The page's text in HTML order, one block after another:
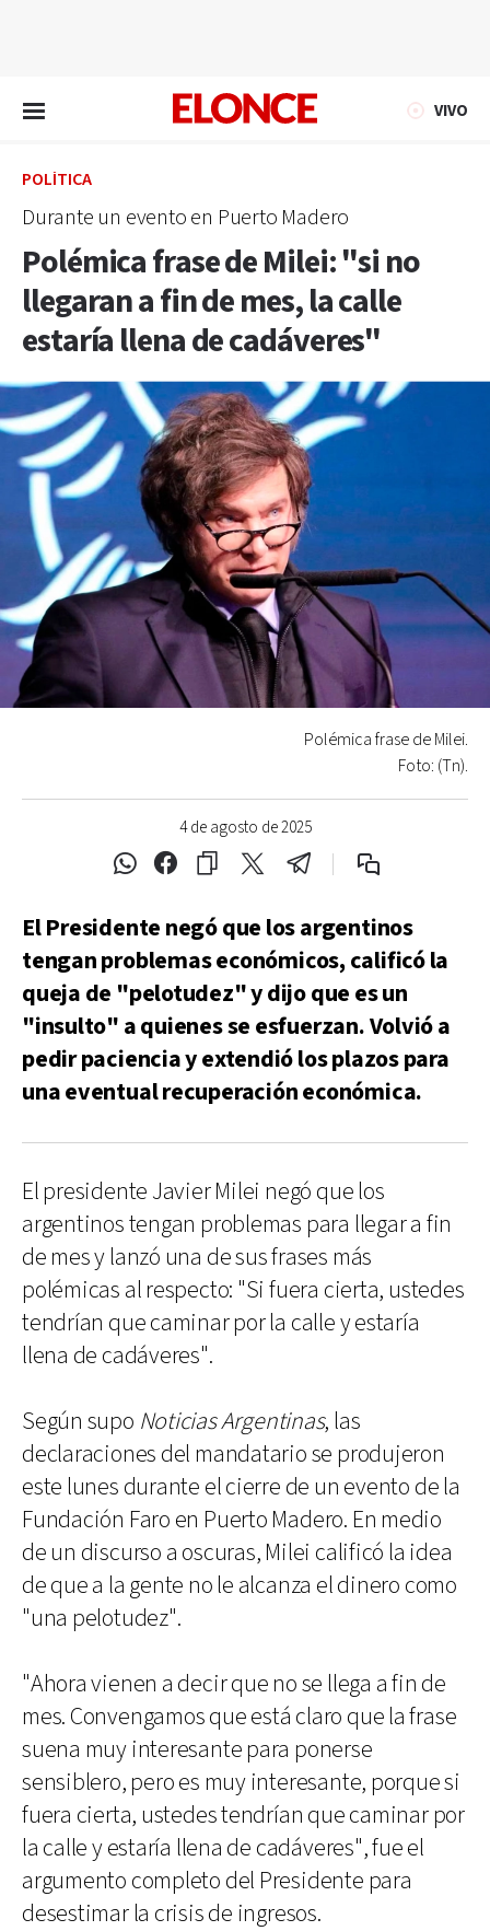
VIVO
POLÍTICA
Durante un evento en Puerto Madero
Polémica frase de Milei: "si no
llegaran a fin de mes, la calle
estaría llena de cadáveres"
4 de agosto de 2025
Polémica frase de Milei.
Foto: (Tn).
El Presidente negó que los argentinos
tengan problemas económicos, calificó la
queja de "pelotudez" y dijo que es un
"insulto" a quienes se esfuerzan. Volvió a
pedir paciencia y extendió los plazos para
una eventual recuperación económica.
El presidente Javier Milei negó que los
argentinos tengan problemas para llegar a fin
de mes y lanzó una de sus frases más
polémicas al respecto: "Si fuera cierta, ustedes
tendrían que caminar por la calle y estaría
llena de cadáveres".
Según supo Noticias Argentinas, las
declaraciones del mandatario se produjeron
este lunes durante el cierre de un evento de la
Fundación Faro en Puerto Madero. En medio
de un discurso a oscuras, Milei calificó la idea
de que a la gente no le alcanza el dinero como
"una pelotudez".
"Ahora vienen a decir que no se llega a fin de
mes. Convengamos que está claro que la frase
suena muy interesante para ponerse
sensiblero, pero es muy interesante, porque si
fuera cierta, ustedes tendrían que caminar por
la calle y estaría llena de cadáveres", fue el
argumento completo del Presidente para
desestimar la crisis de ingresos.